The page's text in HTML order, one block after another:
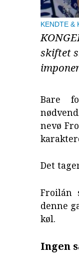
KENDTE &
skiftet
Bare
nevø
Det
Froilán
denne
køl.
Ingen